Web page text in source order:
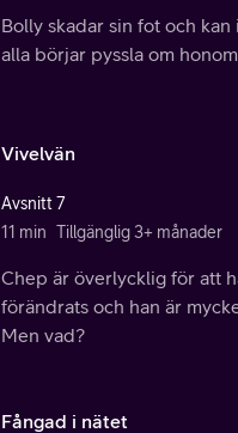
Bolly skadar sin fot och
alla börjar pyssla om
Vivelvän
Avsnitt 7
11 min Tillgänglig 3+ månader
Chep är överlycklig för att
förändrats och han är
Men vad?
Fångad i nätet